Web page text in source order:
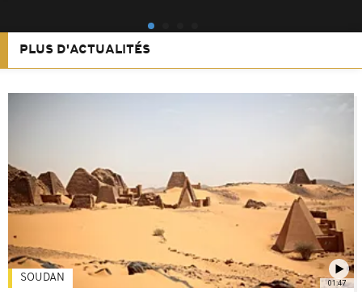
PLUS D'ACTUALITÉS
01:47
SOUDAN